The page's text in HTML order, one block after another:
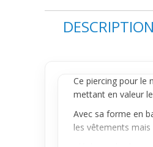
DESCRIPTION
Ce piercing pour le
mettant en valeur
Avec sa forme en
les vêtements